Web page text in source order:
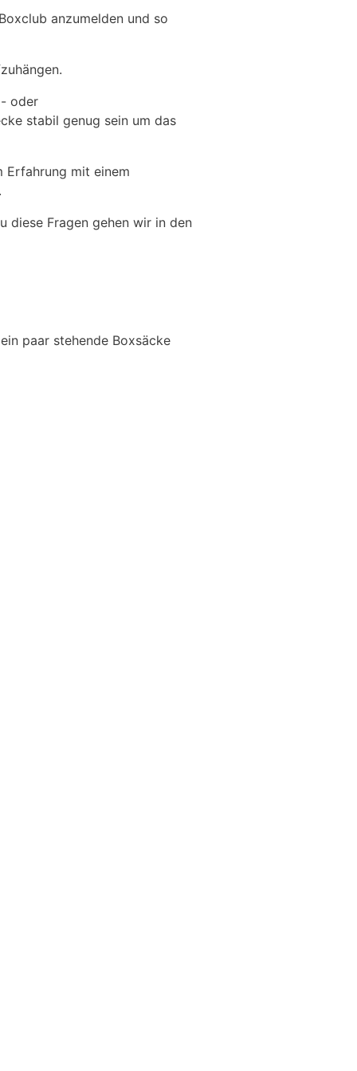
anzumelden und so
oder
stabil genug sein um das
Erfahrung mit einem
diese Fragen gehen wir in den
paar stehende Boxsäcke